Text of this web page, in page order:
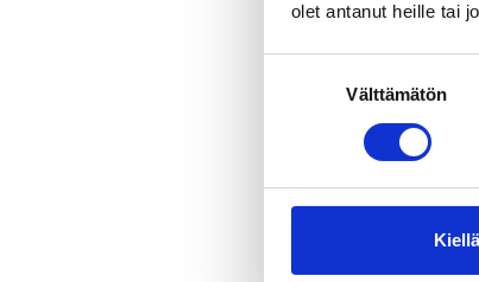
olet antanut heille tai
Välttämätön
Kiellä